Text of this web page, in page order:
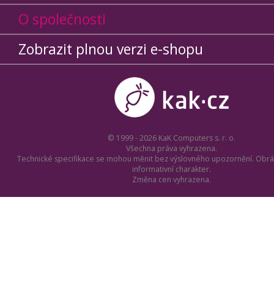
O společnosti
Zobrazit plnou verzi e-shopu
© 1999 - 2026 KaK Computers s. r. o.
Všechna práva vyhrazena.
Technické specifikace se mohou měnit bez výslovného upozornění.
informativní charakter.
Změna cen vyhrazena.